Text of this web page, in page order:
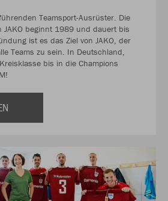
Teamsport-Ausrüster. Die
JAKO beginnt 1989 und dauert bis
ist es das Ziel von JAKO, der
Teams zu sein. In Deutschland,
bis in die Champions